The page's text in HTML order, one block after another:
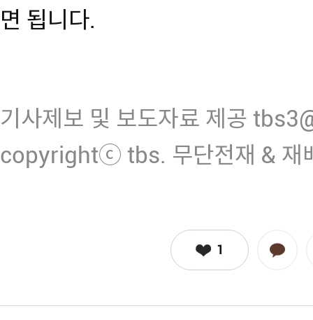
면 됩니다.
기사제보 및 보도자료 제공
copyrightⓒ tbs. 무단전재 & 재
1